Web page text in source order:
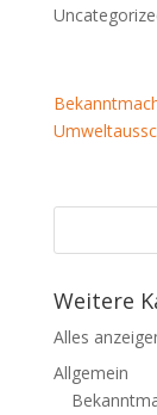
Weitere
Alles
Allgemein